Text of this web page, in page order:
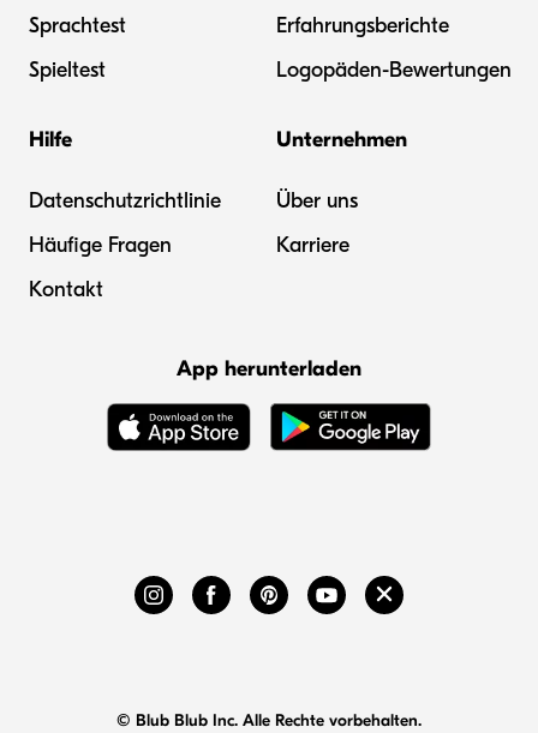
Sprachtest
Spieltest
Erfahrungsberichte
Logopäden-Bewertungen
Hilfe
Datenschutzrichtlinie
Häufige Fragen
Kontakt
Unternehmen
Über uns
Karriere
App herunterladen
© Blub Blub Inc. Alle Rechte vorbehalten.